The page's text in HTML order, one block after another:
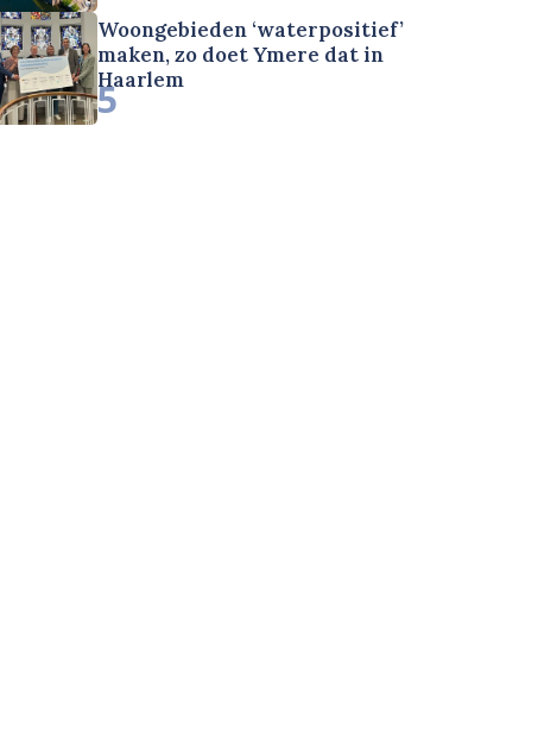
Woongebieden ‘waterpositief’
maken, zo doet Ymere dat in
Haarlem
5